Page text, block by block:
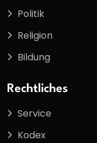
Politik
Religion
Bildung
Rechtliches
Service
Kodex